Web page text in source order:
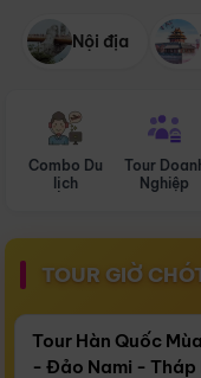
Nội địa
Combo Du
lịch
Tour
Nghiệp
TOUR GIỜ
Còn16 ngày 18:16:03
Bay Sun Phuquoc
Tour Hàn Quốc
- Đảo Nami - Tháp